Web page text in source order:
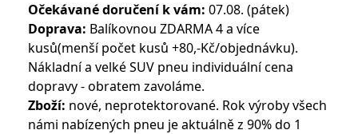
Očekávané doručení k vám: 07.08. (pátek)
Doprava: Balíkovnou ZDARMA 4 a více
kusů(menší počet kusů +80,-Kč/objednávku).
Nákladní a velké SUV pneu individuální cena
dopravy - obratem zavoláme.
Zboží: nové, neprotektorované. Rok výroby všech
námi nabízených pneu je aktuálně z 90% do 1